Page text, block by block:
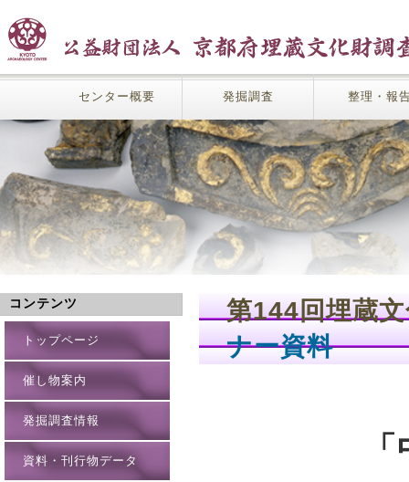
センター概要 発掘調査 整理・報
第144回埋
ナー資料
コンテンツ
トップページ
催し物案内
発掘調査情報
資料・刊行物データ